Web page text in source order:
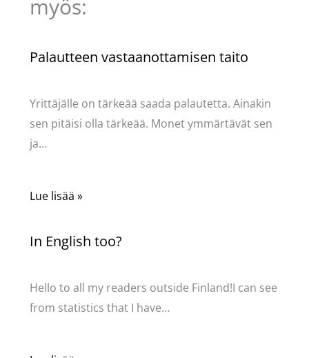
myös:
Palautteen vastaanottamisen taito
Yrittäjälle on tärkeää saada palautetta. Ainakin
sen pitäisi olla tärkeää. Monet ymmärtävät sen
ja…
Lue lisää »
In English too?
Hello to all my readers outside Finland!I can see
from statistics that I have…